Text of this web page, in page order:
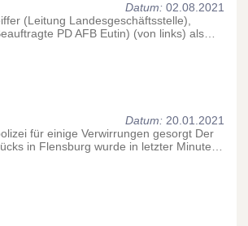
Datum: 02.08.2021
(Leitung Landesgeschäftsstelle),
PD AFB Eutin) (von links) als…
Datum: 20.01.2021
für einige Verwirrungen gesorgt Der
in Flensburg wurde in letzter Minute…